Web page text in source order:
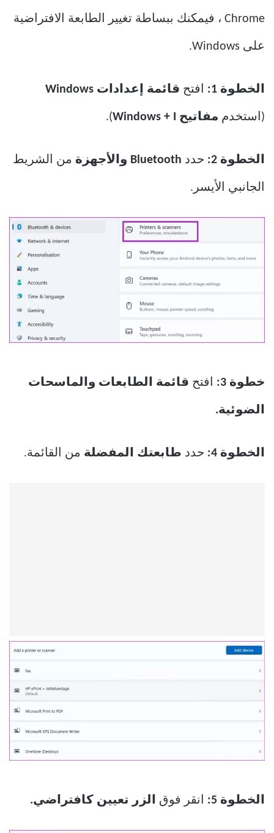
Chrome ، فيمكنك ببساطة تغيير الطابعة الافتراضية
على Windows.
الخطوة 1: افتح قائمة إعدادات Windows
(استخدم مفاتيح Windows + I ).
الخطوة 2: حدد Bluetooth والأجهزة من الشريط
الجانبي الأيسر.
خطوة 3: افتح قائمة الطابعات والماسحات
الضوئية.
الخطوة 4: حدد طابعتك المفضلة من القائمة.
الخطوة 5: انقر فوق الزر تعيين كافتراضي.